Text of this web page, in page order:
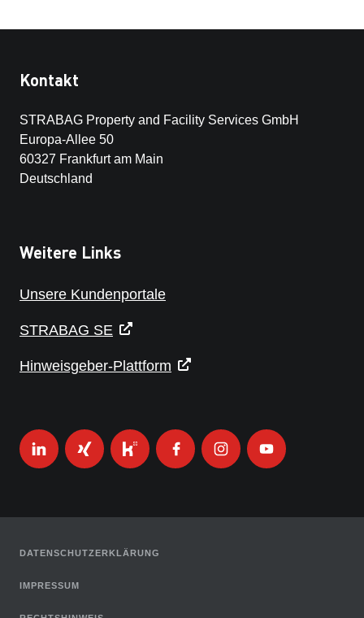
Kontakt
STRABAG Property and Facility Services GmbH
Europa-Allee 50
60327 Frankfurt am Main
Deutschland
Weitere Links
Unsere Kundenportale
STRABAG SE
Hinweisgeber-Plattform
DATENSCHUTZERKLÄRUNG
IMPRESSUM